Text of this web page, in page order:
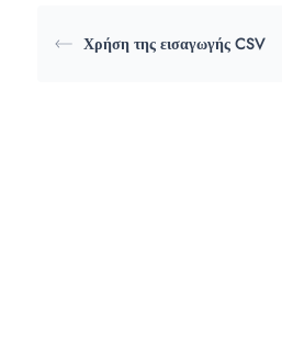
Χρήση της εισαγωγής CSV